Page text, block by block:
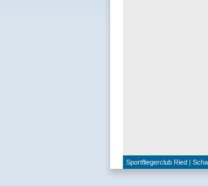
Sportfliegerclub Ried |